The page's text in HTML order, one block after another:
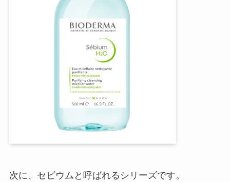
次に、セビウムと呼ばれるシリーズです。